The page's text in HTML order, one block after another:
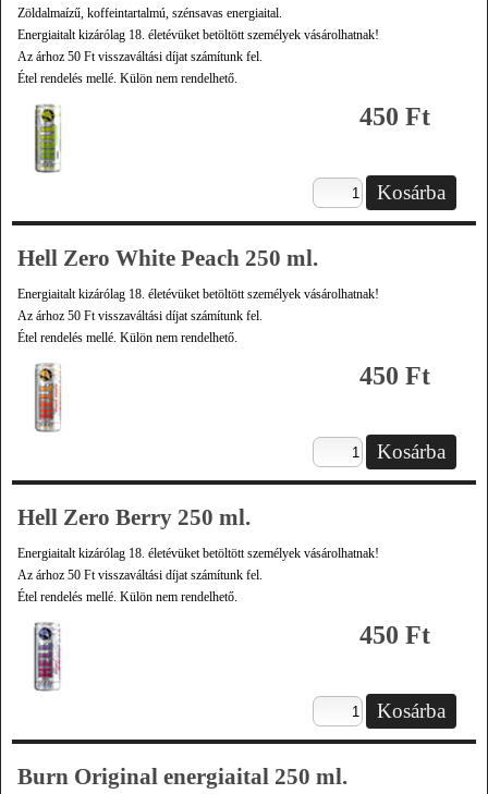
Zöldalmaízű, koffeintartalmú, szénsavas energiaital.
Energiaitalt kizárólag 18. életévüket betöltött személyek vásárolhatnak!
Az árhoz 50 Ft visszaváltási díjat számítunk fel.
Étel rendelés mellé. Külön nem rendelhető.
450 Ft
Hell Zero White Peach 250 ml.
Energiaitalt kizárólag 18. életévüket betöltött személyek vásárolhatnak!
Az árhoz 50 Ft visszaváltási díjat számítunk fel.
Étel rendelés mellé. Külön nem rendelhető.
450 Ft
Hell Zero Berry 250 ml.
Energiaitalt kizárólag 18. életévüket betöltött személyek vásárolhatnak!
Az árhoz 50 Ft visszaváltási díjat számítunk fel.
Étel rendelés mellé. Külön nem rendelhető.
450 Ft
Burn Original energiaital 250 ml.